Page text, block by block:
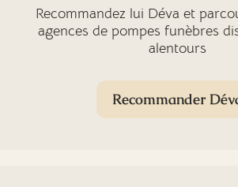
Recommandez lui Déva et
agences de pompes funèbres
alentours
Recommander